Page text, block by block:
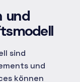
und
sind
und
können